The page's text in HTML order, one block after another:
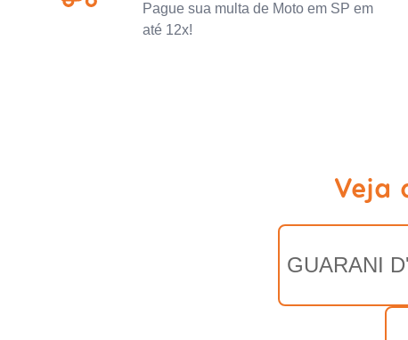
Pague sua multa de Moto em SP em
até 12x!
Veja
GUARANI